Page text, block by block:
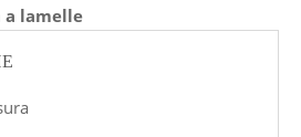
a lamelle